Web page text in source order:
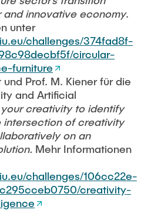
innovative economy.
unter
challenges/374fad8f-
circular-
furniture
Prof. M. Kiener für die
and Artificial
your creativity to identify
intersection of creativity
on an
Mehr Informationen
challenges/106cc22e-
creativity-